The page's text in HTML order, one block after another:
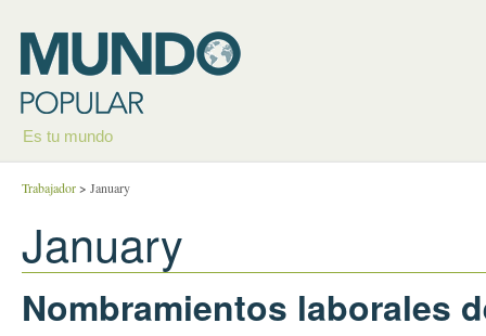
Es tu mundo
Trabajador> January
January
Nombramientos laborales